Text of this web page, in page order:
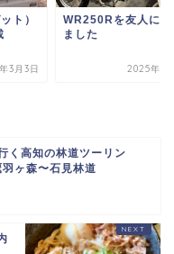
却し
7月16日
長男がバイク壊した
WR250R修理編
2016年3
く高知の林道ツーリン
ヶ森〜石見林道